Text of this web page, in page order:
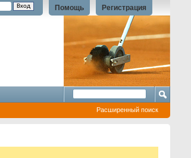
Регистрация
Помощь
Расширенный поиск